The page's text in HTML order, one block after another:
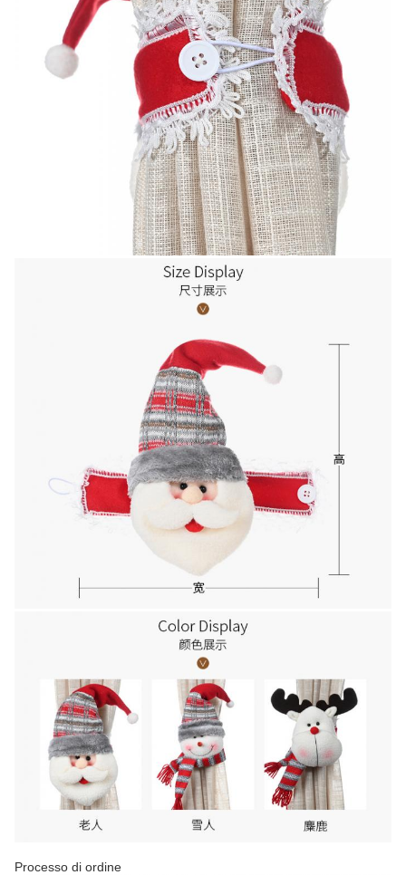
Processo di ordine